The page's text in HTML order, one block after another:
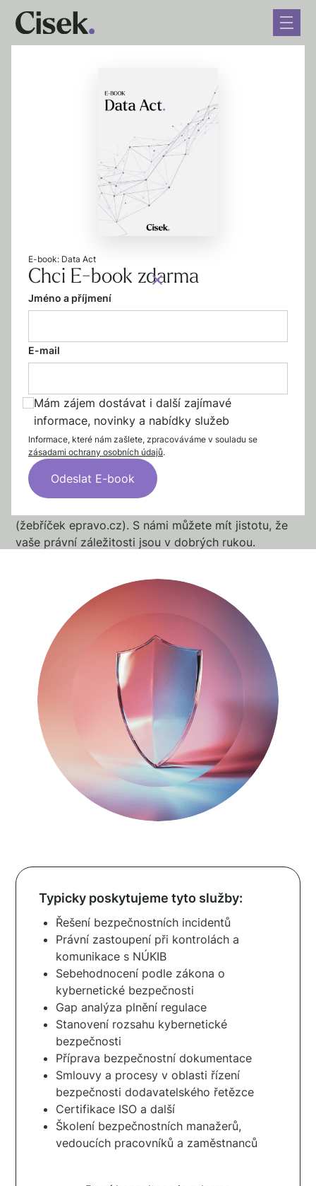
E-book: Data Act
Chci E-book zdarma
Jméno a příjmení
E-mail
Mám zájem dostávat i další zajímavé
informace, novinky a nabídky služeb
Informace, které nám zašlete, zpracováváme v souladu se
zásadami ochrany osobních údajů.
Kybernetická bezpečnost
Kybernetická bezpečnost se netýká jen kritické
infrastruktury, ale také organizací v segmentech
výroby, energetiky, dopravy, potravinářství,
oblasti kyberbezpečnosti poskytuje komplexní
preventivní i reaktivní právní služby. Kromě
dodavatelského řetězce, procesy při zvládání
bezpečnostních incidentů a právní zastoupení
během kontrol. Naše řešení se soustředí nejen na
soulad s regulací, ale také na praktickou ochranu
vašich dat a byznys kontinuity. Cisek je
doporučovanou právnickou firmou roku v
(žebříček epravo.cz). S námi můžete mít jistotu, že
vaše právní záležitosti jsou v dobrých rukou.
Typicky poskytujeme tyto služby:
Řešení bezpečnostních incidentů
Právní zastoupení při kontrolách a
komunikace s NÚKIB
Sebehodnocení podle zákona o
kybernetické bezpečnosti
Gap analýza plnění regulace
Stanovení rozsahu kybernetické
bezpečnosti
Příprava bezpečnostní dokumentace
Smlouvy a procesy v oblasti řízení
bezpečnosti dodavatelského řetězce
Certifikace ISO a další
Školení bezpečnostních manažerů,
vedoucích pracovníků a zaměstnanců